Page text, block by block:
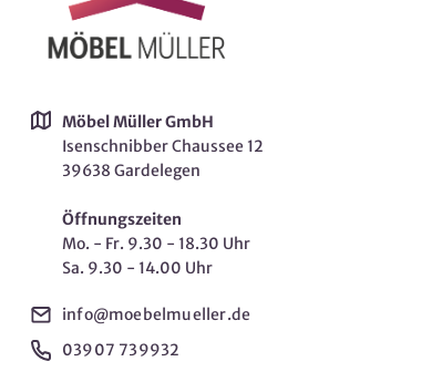
Möbel Müller GmbH
Isenschnibber Chaussee 12
39638 Gardelegen
Öffnungszeiten
Mo. - Fr. 9.30 - 18.30 Uhr
Sa. 9.30 - 14.00 Uhr
info@moebelmueller.de
03907 739932